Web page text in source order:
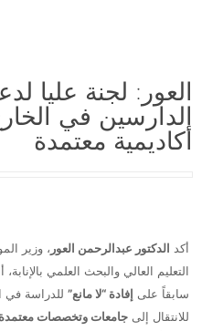
العور: لجنة عليا
الدارسين في
أكاديمية معتمدة
أكد الدكتور عبدالرحمن العور ، وزير
التعليم العالي والبحث العلمي
سابقاً على إفادة “لا مانع”للدراسة في
للانتقال إلى جامعات وتخصصات